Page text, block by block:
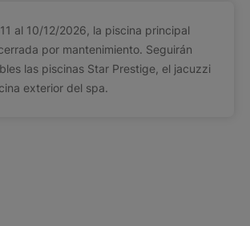
al 10/12/2026, la piscina principal
por mantenimiento. Seguirán
las piscinas Star Prestige, el jacuzzi
exterior del spa.